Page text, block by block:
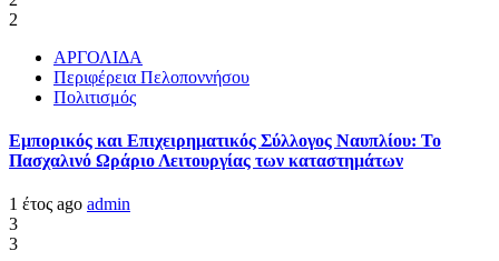
2
ΑΡΓΟΛΙΔΑ
Περιφέρεια Πελοποννήσου
Πολιτισμός
Εμπορικός και Επιχειρηματικός Σύλλογος Ναυπλίου: Το
Πασχαλινό Ωράριο Λειτουργίας των καταστημάτων
1 έτος ago admin
3
3